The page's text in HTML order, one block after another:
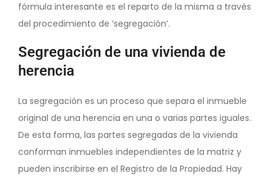
fórmula interesante es el reparto de la misma a través
del procedimiento de ‘segregación’.
Segregación de una vivienda de
herencia
La segregación es un proceso que separa el inmueble
original de una herencia en una o varias partes iguales.
De esta forma, las partes segregadas de la vivienda
conforman inmuebles independientes de la matriz y
pueden inscribirse en el Registro de la Propiedad. Hay